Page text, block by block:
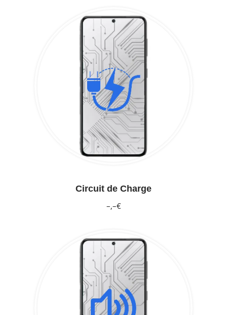
Circuit de Charge
–,–€